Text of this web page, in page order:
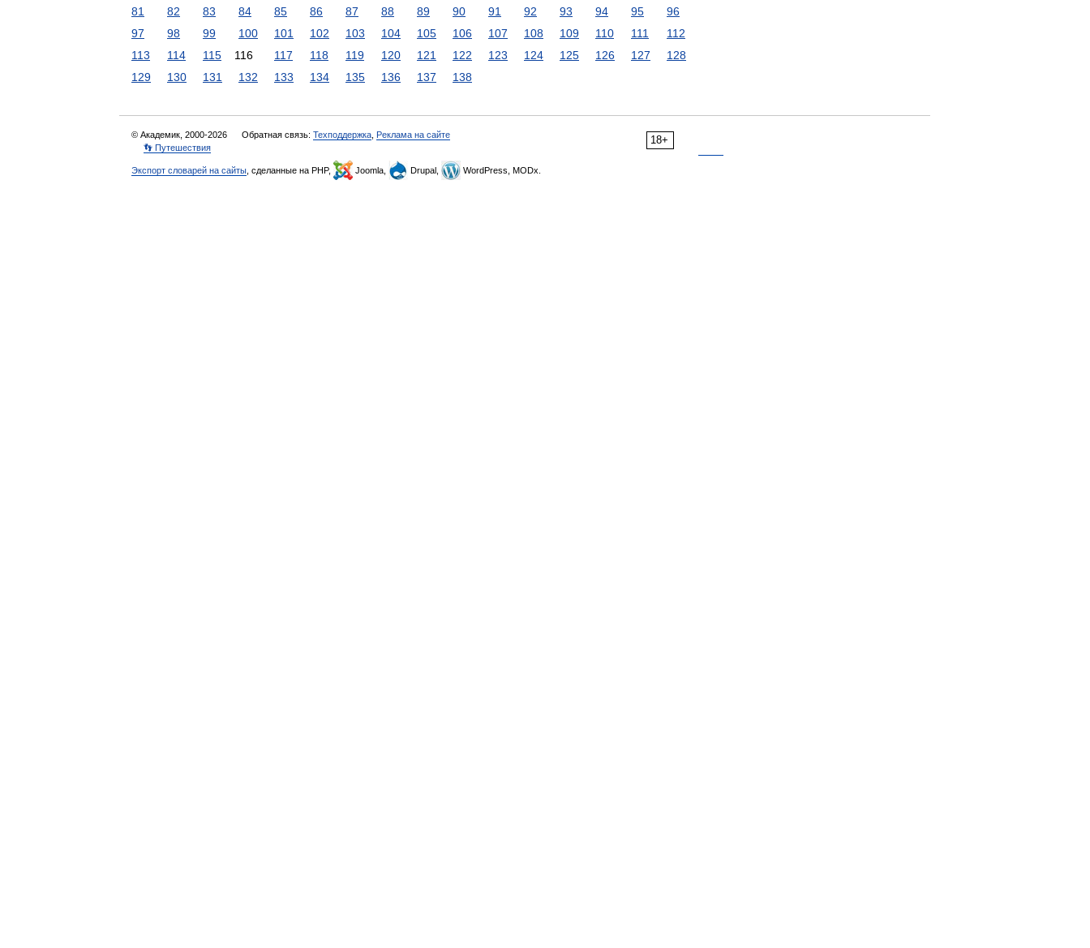
81
82 83 84 85 86 87 88 89 90 91 92 93 94 95
96
97
98 99 100 101 102 103 104 105 106 107 108 109 110 111
112
113
114 115 116 117 118 119 120 121 122 123 124 125 126 127
128
129
130 131 132 133 134 135 136 137 138
18+
© Академик, 2000-2026 Обратная связь: Техподдержка Реклама на сайте
👣 Путешествия
Экспорт словарей на сайты , сделанные на PHP, Joomla, Drupal, WordPress, MODx.